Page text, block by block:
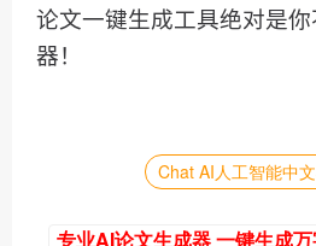
论文一键生成工具绝对是你
器！
Chat AI人工智能中
专业AI论文生成器 一键生成